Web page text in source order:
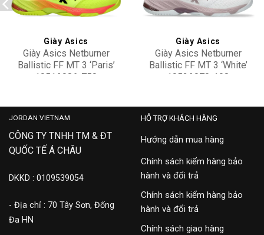
Giày Asics
Giày Asics Netburner
Ballistic FF MT 3 ‘Paris’
1051A086-750
Giày Asics
Giày Asics Netburner
Ballistic FF MT 3 ‘White’
1052A070-108
JORDAN VIETNAM
CÔNG TY TNHH TM & ĐT
QUỐC TẾ Á CHÂU
DKKD : 0109539054
- Địa chỉ : 70 Tây Sơn, Đống
Đa HN
HỖ TRỢ KHÁCH HÀNG
Hướng dẫn mua hàng
Chính sách kiểm hàng bảo
hành và đổi trả
Chính sách kiểm hàng bảo
hành và đổi trả
Chính sách giao hàng